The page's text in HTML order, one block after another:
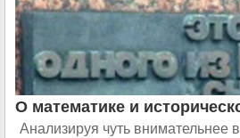
О математике и
Анализируя чуть внимательнее